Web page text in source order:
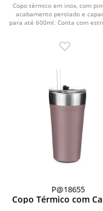
Copo térmico em inox, com
acabamento perolado e
para até 600ml. Conta com
P@18655
Copo Térmico com